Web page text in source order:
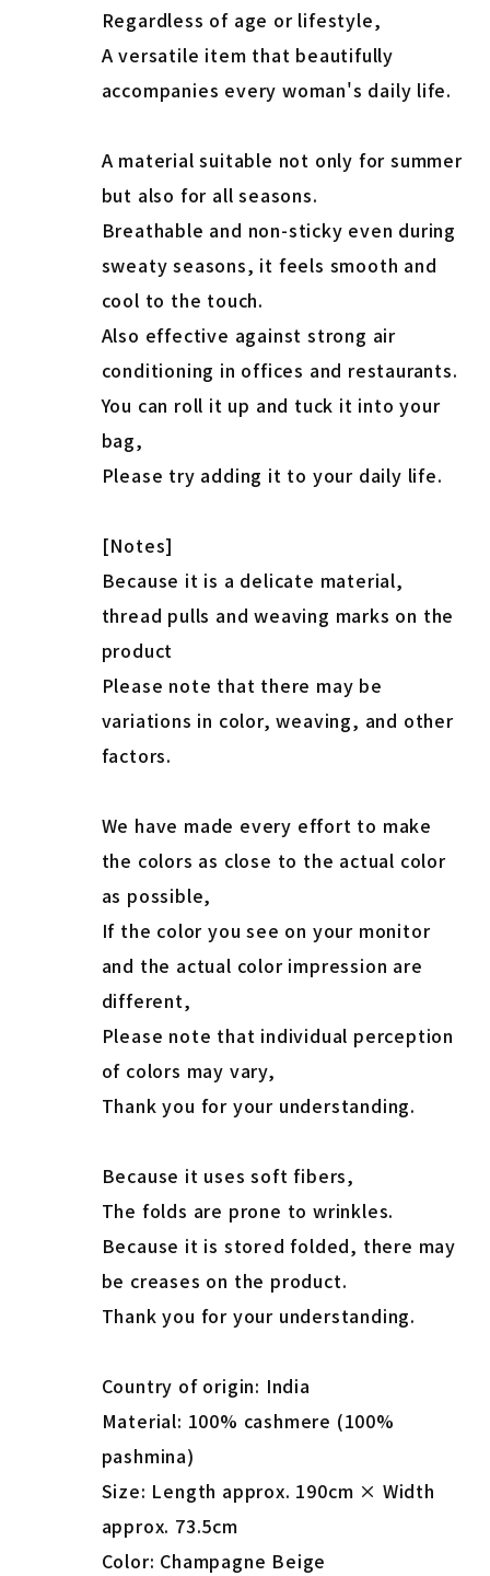
Regardless of age or lifestyle,
A versatile item that beautifully
accompanies every woman's daily life.
A material suitable not only for summer
but also for all seasons.
Breathable and non-sticky even during
sweaty seasons, it feels smooth and
cool to the touch.
Also effective against strong air
conditioning in offices and restaurants.
You can roll it up and tuck it into your
bag,
Please try adding it to your daily life.
[Notes]
Because it is a delicate material,
thread pulls and weaving marks on the
product
Please note that there may be
variations in color, weaving, and other
factors.
We have made every effort to make
the colors as close to the actual color
as possible,
If the color you see on your monitor
and the actual color impression are
different,
Please note that individual perception
of colors may vary,
Thank you for your understanding.
Because it uses soft fibers,
The folds are prone to wrinkles.
Because it is stored folded, there may
be creases on the product.
Thank you for your understanding.
Country of origin: India
Material: 100% cashmere (100%
pashmina)
Size: Length approx. 190cm × Width
approx. 73.5cm
Color: Champagne Beige